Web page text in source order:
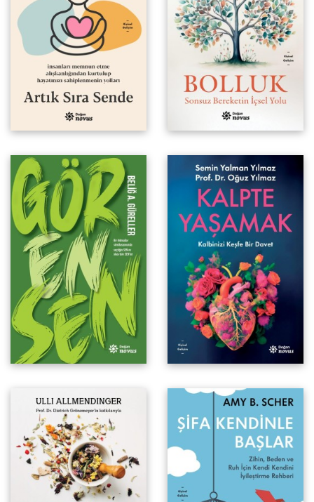
Zihin, Beden ve Ruh İçin Kendi
Kendini İyileştirme Rehberi